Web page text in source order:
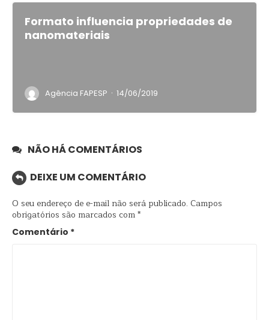
Formato influencia propriedades de
nanomateriais
Agência FAPESP · 14/06/2019
NÃO HÁ COMENTÁRIOS
DEIXE UM COMENTÁRIO
O seu endereço de e-mail não será publicado. Campos
obrigatórios são marcados com*
Comentário *